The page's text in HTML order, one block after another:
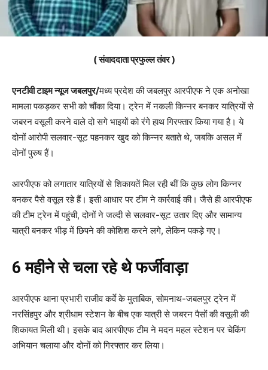
( संवाददाता प्रफुल्ल तंवर )
एनटीवी टाइम न्यूज जबलपुर/मध्य प्रदेश की जबलपुर आरपीएफ ने एक अनोखा
मामला पकड़कर सभी को चौंका दिया। ट्रेन में नकली किन्नर बनकर यात्रियों से
जबरन वसूली करने वाले दो सगे भाइयों को रंगे हाथ गिरफ्तार किया गया है। ये
दोनों आरोपी सलवार-सूट पहनकर खुद को किन्नर बताते थे, जबकि असल में
दोनों पुरुष हैं।
आरपीएफ को लगातार यात्रियों से शिकायतें मिल रही थीं कि कुछ लोग किन्नर
बनकर पैसे वसूल रहे हैं। इसी आधार पर टीम ने कार्रवाई की। जैसे ही आरपीएफ
की टीम ट्रेन में पहुंची, दोनों ने जल्दी से सलवार-सूट उतार दिए और सामान्य
यात्री बनकर भीड़ में छिपने की कोशिश करने लगे, लेकिन पकड़े गए।
6 महीने से चला रहे थे फर्जीवाड़ा
आरपीएफ थाना प्रभारी राजीव कर्वे के मुताबिक, सोमनाथ-जबलपुर ट्रेन में
नरसिंहपुर और श्रीधाम स्टेशन के बीच एक यात्री से जबरन पैसों की वसूली की
शिकायत मिली थी। इसके बाद आरपीएफ टीम ने मदन महल स्टेशन पर चेकिंग
अभियान चलाया और दोनों को गिरफ्तार कर लिया।